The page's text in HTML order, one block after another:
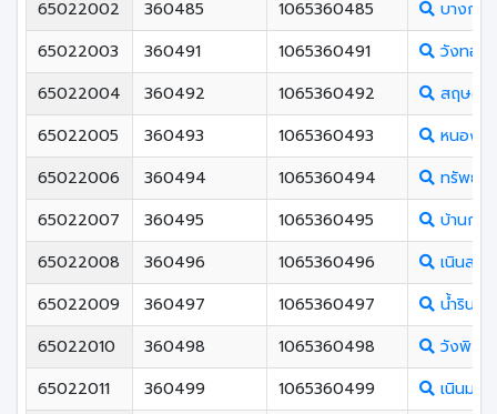
65022002
360485 1065360485
บางกร
65022003
360491 1065360491
วังทอง
65022004
360492 1065360492
สฤษดิ์เ
65022005
360493 1065360493
หนองพ
65022006
360494 1065360494
ทรัพย์ไ
65022007
360495 1065360495
บ้านกล
65022008
360496 1065360496
เนินสะ
65022009
360497 1065360497
น้ำรินพิ
65022010
360498 1065360498
วังพิกุล
65022011
360499 1065360499
เนินมะ